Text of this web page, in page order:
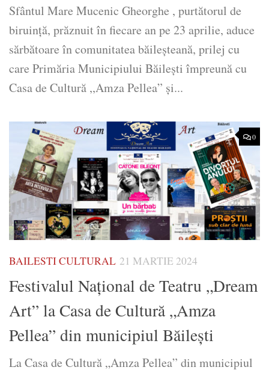
Sfântul Mare Mucenic Gheorghe , purtătorul de
biruință, prăznuit în fiecare an pe 23 aprilie, aduce
sărbătoare în comunitatea băileșteană, prilej cu
care Primăria Municipiului Băilești împreună cu
Casa de Cultură ,,Amza Pellea” și...
0
BAILESTI CULTURAL 21 MARTIE 2024
Festivalul Naţional de Teatru „Dream
Art” la Casa de Cultură „Amza
Pellea” din municipiul Băileşti
La Casa de Cultură „Amza Pellea” din municipiul